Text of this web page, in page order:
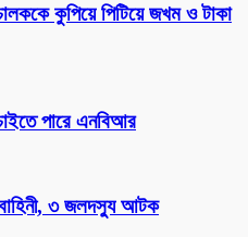
কুপিয়ে পিটিয়ে জখম ও টাকা
পারে এনবিআর
৩ জলদস্যু আটক